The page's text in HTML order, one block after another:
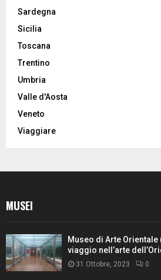
Sardegna
Sicilia
Toscana
Trentino
Umbria
Valle d'Aosta
Veneto
Viaggiare
MUSEI
Museo di Arte Orientale
viaggio nell’arte
31 Ottobre, 2023 0